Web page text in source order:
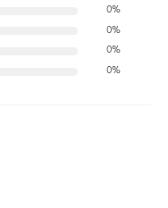
0%
0%
0%
0%